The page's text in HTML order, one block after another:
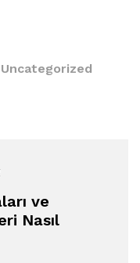
Uncategorized
ve
Nasıl